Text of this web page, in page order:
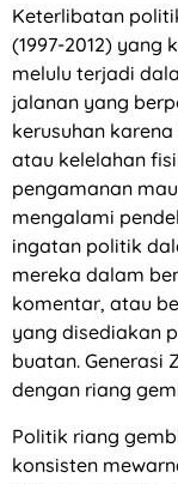
Keterlibatan
(1997-2012)
melulu terjadi
jalanan yang
kerusuhan
atau kelelahan
pengamanan
mengalami
ingatan politik
mereka dalam
komentar, atau
yang disediakan
buatan. Generasi
dengan riang
Politik riang
konsisten